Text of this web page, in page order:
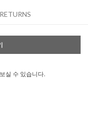
실 수 있습니다.